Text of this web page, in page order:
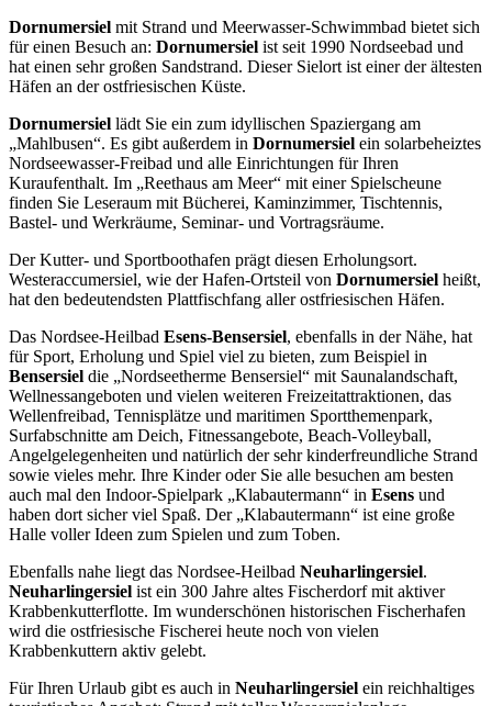
Dornumersiel mit Strand und Meerwasser-Schwimmbad bietet sich
für einen Besuch an: Dornumersiel ist seit 1990 Nordseebad und
hat einen sehr großen Sandstrand. Dieser Sielort ist einer der ältesten
Häfen an der ostfriesischen Küste.
Dornumersiel lädt Sie ein zum idyllischen Spaziergang am
„Mahlbusen“. Es gibt außerdem in Dornumersiel ein solarbeheiztes
Nordseewasser-Freibad und alle Einrichtungen für Ihren
Kuraufenthalt. Im „Reethaus am Meer“ mit einer Spielscheune
finden Sie Leseraum mit Bücherei, Kaminzimmer, Tischtennis,
Bastel- und Werkräume, Seminar- und Vortragsräume.
Der Kutter- und Sportboothafen prägt diesen Erholungsort.
Westeraccumersiel, wie der Hafen-Ortsteil von Dornumersiel heißt,
hat den bedeutendsten Plattfischfang aller ostfriesischen Häfen.
Das Nordsee-Heilbad Esens-Bensersiel, ebenfalls in der Nähe, hat
für Sport, Erholung und Spiel viel zu bieten, zum Beispiel in
Bensersiel die „Nordseetherme Bensersiel“ mit Saunalandschaft,
Wellnessangeboten und vielen weiteren Freizeitattraktionen, das
Wellenfreibad, Tennisplätze und maritimen Sportthemenpark,
Surfabschnitte am Deich, Fitnessangebote, Beach-Volleyball,
Angelgelegenheiten und natürlich der sehr kinderfreundliche Strand
sowie vieles mehr. Ihre Kinder oder Sie alle besuchen am besten
auch mal den Indoor-Spielpark „Klabautermann“ in Esens und
haben dort sicher viel Spaß. Der „Klabautermann“ ist eine große
Halle voller Ideen zum Spielen und zum Toben.
Ebenfalls nahe liegt das Nordsee-Heilbad Neuharlingersiel.
Neuharlingersiel ist ein 300 Jahre altes Fischerdorf mit aktiver
Krabbenkutterflotte. Im wunderschönen historischen Fischerhafen
wird die ostfriesische Fischerei heute noch von vielen
Krabbenkuttern aktiv gelebt.
Für Ihren Urlaub gibt es auch in Neuharlingersiel ein reichhaltiges